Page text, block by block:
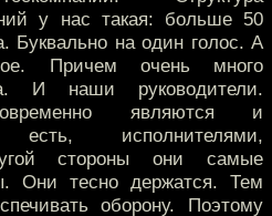
у нас такая: больше 50
Буквально на один голос. А
Причем очень много
И наши руководители.
являются и
исполнителями,
стороны они самые
Они тесно держатся. Тем
оборону. Поэтому